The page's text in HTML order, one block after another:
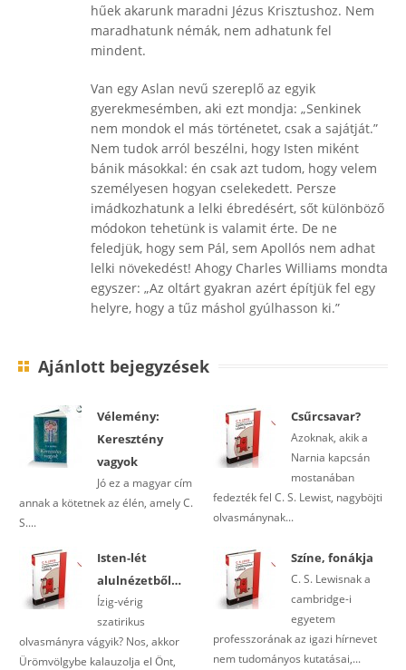
hűek akarunk maradni Jézus Krisztushoz. Nem
maradhatunk némák, nem adhatunk fel
mindent.
Van egy Aslan nevű szereplő az egyik
gyerekmesémben, aki ezt mondja: „Senkinek
nem mondok el más történetet, csak a sajátját.”
Nem tudok arról beszélni, hogy Isten miként
bánik másokkal: én csak azt tudom, hogy velem
személyesen hogyan cselekedett. Persze
imádkozhatunk a lelki ébredésért, sőt különböző
módokon tehetünk is valamit érte. De ne
feledjük, hogy sem Pál, sem Apollós nem adhat
lelki növekedést! Ahogy Charles Williams mondta
egyszer: „Az oltárt gyakran azért építjük fel egy
helyre, hogy a tűz máshol gyúlhasson ki.”
Ajánlott bejegyzések
Vélemény:
Keresztény
vagyok
Jó ez a magyar cím
annak a kötetnek az élén, amely C.
S....
Csűrcsavar?
Azoknak, akik a
Narnia kapcsán
mostanában
fedezték fel C. S. Lewist, nagyböjti
olvasmánynak...
Isten-lét
alulnézetből…
Ízig-vérig
szatirikus
olvasmányra vágyik? Nos, akkor
Ürömvölgybe kalauzolja el Önt,
Színe, fonákja
C. S. Lewisnak a
cambridge-i
egyetem
professzorának az igazi hírnevet
nem tudományos kutatásai,...